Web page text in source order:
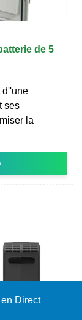
de 5
d''une
ses
la
Direct